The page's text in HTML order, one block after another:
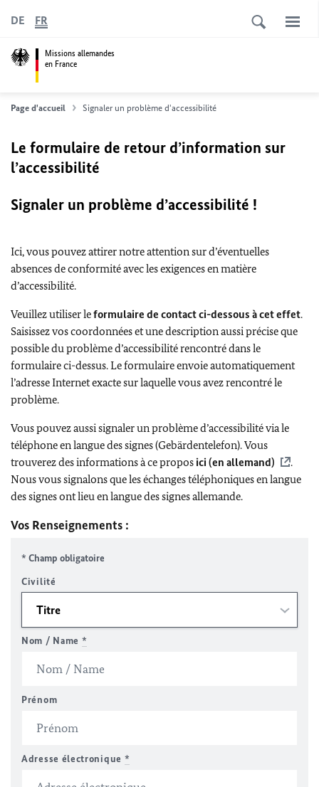
Missions allemandes
en France
DE FR
Page d'accueil Signaler un problème d'accessibilité
Le formulaire de retour d’information sur
l’accessibilité
Signaler un problème d’accessibilité !
Ici, vous pouvez attirer notre attention sur d’éventuelles
absences de conformité avec les exigences en matière
d’accessibilité.
Veuillez utiliser leformulaire de contact ci-dessous à cet effet.
Saisissez vos coordonnées et une description aussi précise que
possible du problème d’accessibilité rencontré dans le
formulaire ci-dessus. Le formulaire envoie automatiquement
l’adresse Internet exacte sur laquelle vous avez rencontré le
problème.
Vous pouvez aussi signaler un problème d’accessibilité via le
téléphone en langue des signes (Gebärdentelefon). Vous
trouverez des informations à ce propos ici (en allemand)
.
Nous vous signalons que les échanges téléphoniques en langue
des signes ont lieu en langue des signes allemande.
Vos Renseignements :
* Champ obligatoire
Civilité
Nom / Name *
Prénom
Adresse électronique *